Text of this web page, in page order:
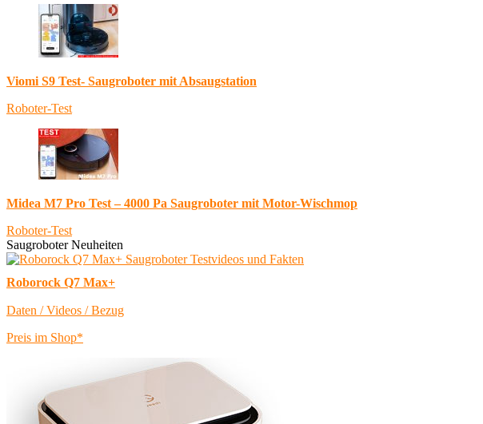
Viomi S9 Test- Saugroboter mit Absaugstation
Roboter-Test
Midea M7 Pro Test – 4000 Pa Saugroboter mit Motor-Wischmop
Roboter-Test
Saugroboter Neuheiten
Roborock Q7 Max+
Daten / Videos / Bezug
Preis im Shop*